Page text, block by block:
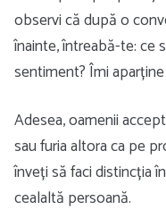
observi că după o
înainte, întreabă-te: ce
sentiment? Îmi
Adesea, oamenii
sau furia altora ca pe
înveți să faci distincția
cealaltă persoană.